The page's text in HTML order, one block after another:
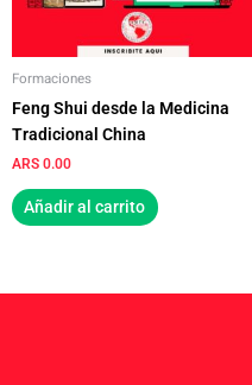
Formaciones
Feng Shui desde la Medicina
Tradicional China
ARS 0.00
Añadir al carrito